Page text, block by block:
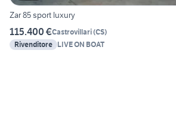
Zar 85 sport luxury
115.400 €Castrovillari(CS)
Rivenditore LIVE ON BOAT